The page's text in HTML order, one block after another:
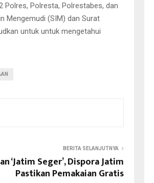
Polres, Polresta, Polrestabes, dan
Mengemudi (SIM) dan Surat
untuk untuk mengetahui
BERITA SELANJUTNYA
‘Jatim Seger’, Dispora Jatim
Pastikan Pemakaian Gratis